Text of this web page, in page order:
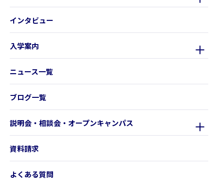
インタビュー
入学案内
ニュース一覧
ブログ一覧
説明会・相談会・オープンキャンパス
資料請求
よくある質問